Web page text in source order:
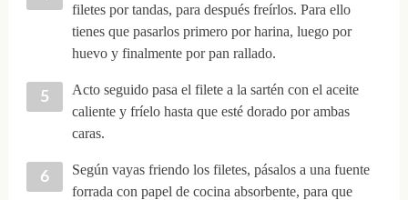
filetes por tandas, para después freírlos. Para ello
tienes que pasarlos primero por harina, luego por
huevo y finalmente por pan rallado.
Acto seguido pasa el filete a la sartén con el aceite
caliente y fríelo hasta que esté dorado por ambas
caras.
Según vayas friendo los filetes, pásalos a una fuente
forrada con papel de cocina absorbente, para que